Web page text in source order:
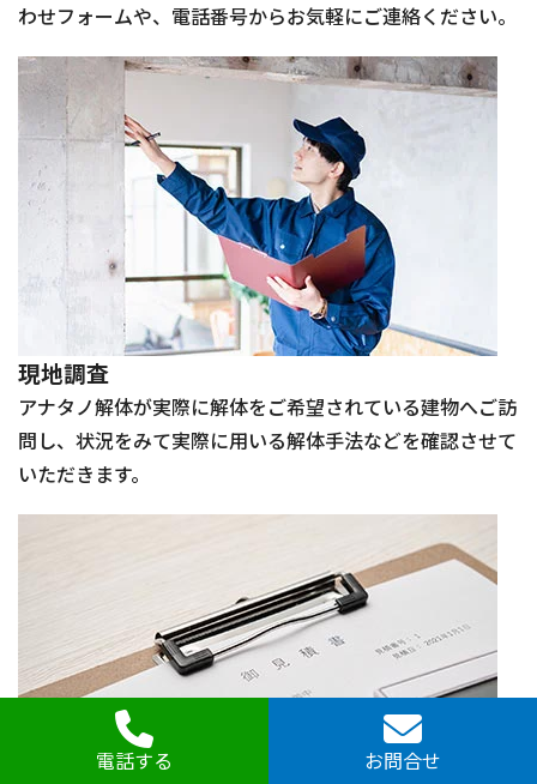
わせフォームや、電話番号からお気軽にご連絡ください。
現地調査
アナタノ解体が実際に解体をご希望されている建物へご訪
問し、状況をみて実際に用いる解体手法などを確認させて
いただきます。
電話する お問合せ